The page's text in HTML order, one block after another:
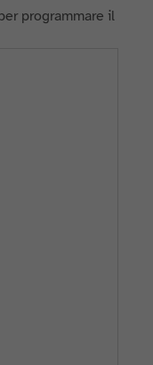
programmare il